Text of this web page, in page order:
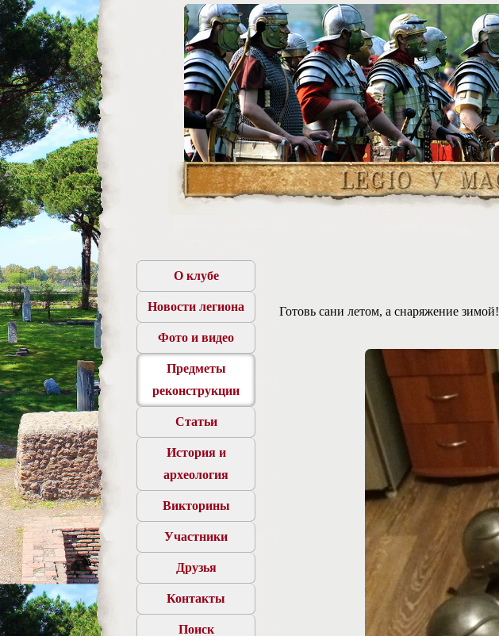
О клубе
Новости легиона
Фото и видео
Предметы
реконструкции
Статьи
История и
археология
Викторины
Участники
Друзья
Контакты
Поиск
Готовь сани летом, а снаряжение зимой!